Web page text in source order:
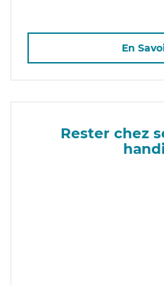
En
Rester chez